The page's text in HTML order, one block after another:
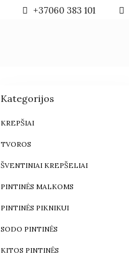
+37060 383 101
Kategorijos
KREPŠIAI
TVOROS
ŠVENTINIAI KREPŠELIAI
PINTINĖS MALKOMS
PINTINĖS PIKNIKUI
SODO PINTINĖS
KITOS PINTINĖS